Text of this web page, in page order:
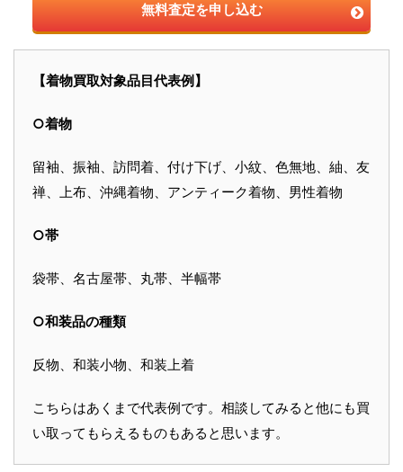
無料査定を申し込む
【着物買取対象品目代表例】
○着物
留袖、振袖、訪問着、付け下げ、小紋、色無地、紬、友
禅、上布、沖縄着物、アンティーク着物、男性着物
○帯
袋帯、名古屋帯、丸帯、半幅帯
○和装品の種類
反物、和装小物、和装上着
こちらはあくまで代表例です。相談してみると他にも買
い取ってもらえるものもあると思います。